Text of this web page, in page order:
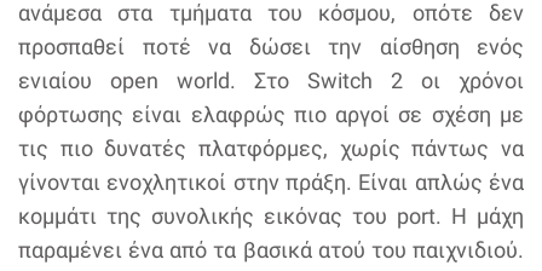
ανάμεσα στα τμήματα του κόσμου, οπότε δεν
προσπαθεί ποτέ να δώσει την αίσθηση ενός
ενιαίου open world. Στο Switch 2 οι χρόνοι
φόρτωσης είναι ελαφρώς πιο αργοί σε σχέση με
τις πιο δυνατές πλατφόρμες, χωρίς πάντως να
γίνονται ενοχλητικοί στην πράξη. Είναι απλώς ένα
κομμάτι της συνολικής εικόνας του port. Η μάχη
παραμένει ένα από τα βασικά ατού του παιχνιδιού.